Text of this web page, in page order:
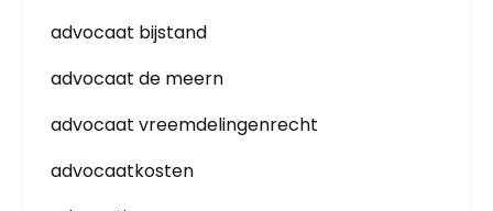
advocaat bijstand
advocaat de meern
advocaat vreemdelingenrecht
advocaatkosten